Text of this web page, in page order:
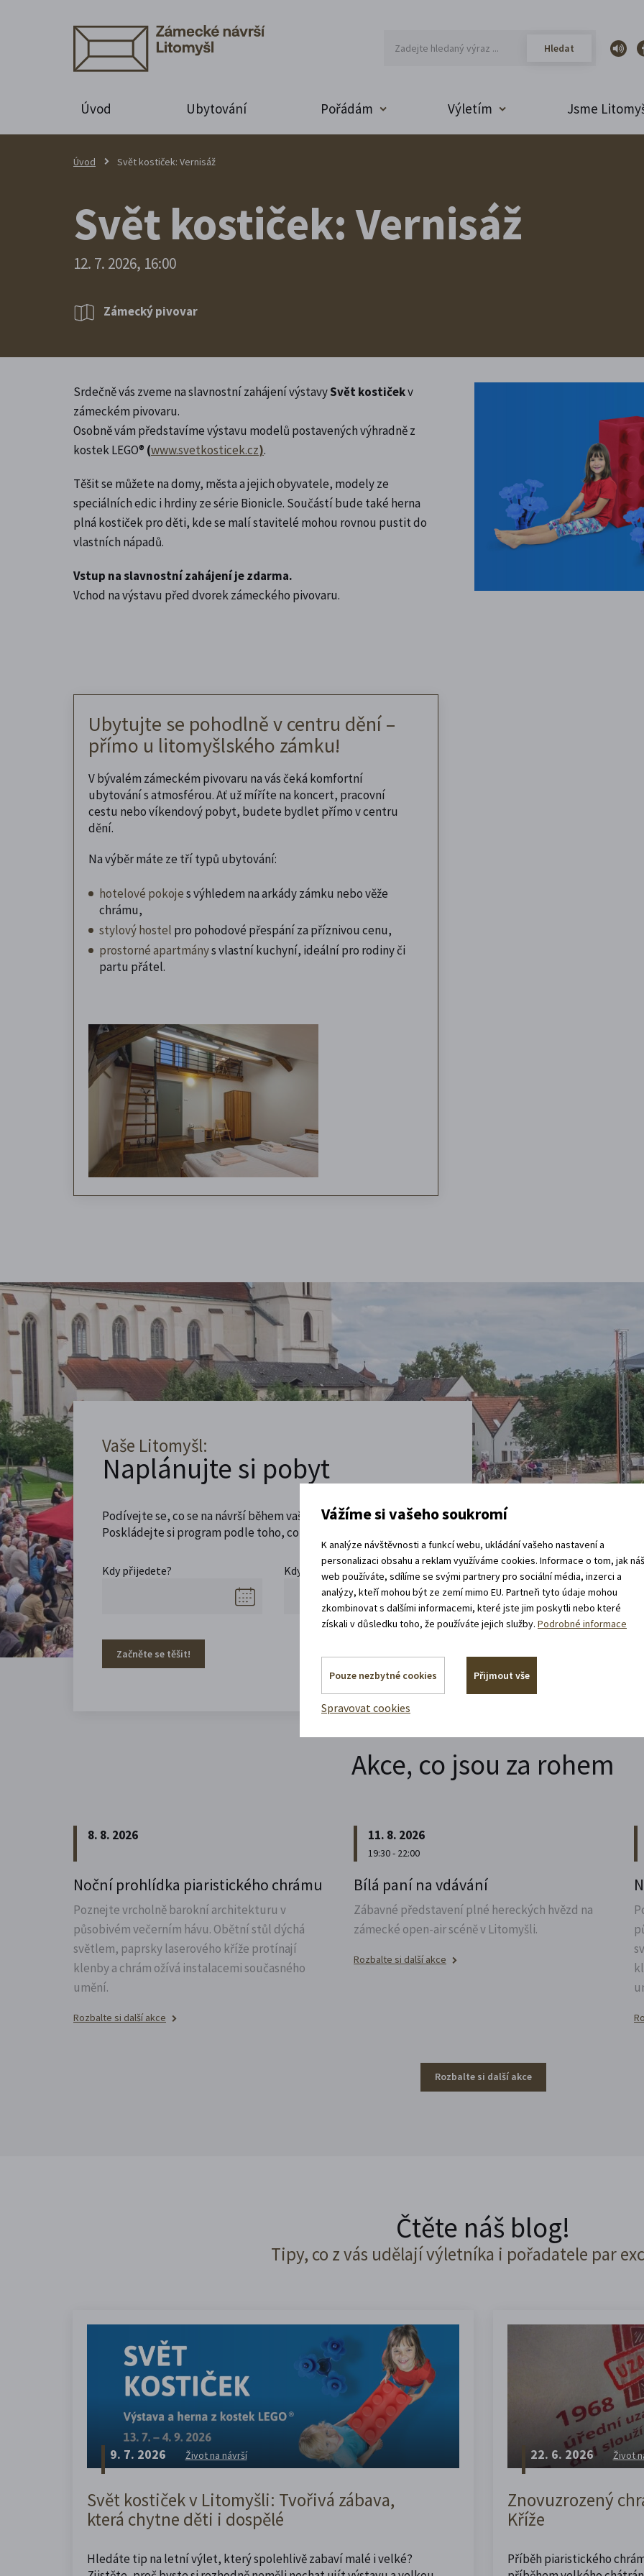
Úvod Ubytování Pořádám Výletím Jsme
Úvod Svět kostiček: Vernisáž
Svět kostiček: Vernisáž
12. 7. 2026, 16:00
Zámecký pivovar
Srdečně vás zveme na slavnostní zahájení výstavySvět kostičekv
zámeckém pivovaru.
Osobně vám představíme výstavu modelů postavených výhradně z
kostek LEGO® (www.svetkosticek.cz).
Těšit se můžete na domy, města a jejich obyvatele, modely ze
speciálních edic i hrdiny ze série Bionicle. Součástí bude také herna
plná kostiček pro děti, kde se malí stavitelé mohou rovnou pustit do
vlastních nápadů.
Vstup na slavnostní zahájení je zdarma.
Vchod na výstavu před dvorek zámeckého pivovaru.
Ubytujte se pohodlně v centru dění –
přímo u litomyšlského zámku!
V bývalém zámeckém pivovaru na vás čeká komfortní
ubytování s atmosférou. Ať už míříte na koncert, pracovní
cestu nebo víkendový pobyt, budete bydlet přímo v centru
dění.
Na výběr máte ze tří typů ubytování:
hotelové pokojes výhledem na arkády zámku nebo věže
chrámu,
stylový hostel pro pohodové přespání za příznivou cenu,
prostorné apartmánys vlastní kuchyní, ideální pro rodiny či
partu přátel.
Vaše Litomyšl:
Naplánujte si pobyt
Podívejte se, co se na návrší během vaší návštěvy děje.
Poskládejte si program podle toho, co máte rádi.
Kdy přijedete? Kdy se vracíte domů?
Začněte se těšit!
Akce, co jsou za rohem
8. 8. 2026
Noční prohlídka piaristického chrámu
Poznejte vrcholně barokní architekturu v
působivém večerním hávu. Obětní stůl dýchá
světlem, paprsky laserového kříže protínají
klenby a chrám ožívá instalacemi současného
umění.
Rozbalte si další akce
11. 8. 2026
19:30 - 22:00
Bílá paní na vdávání
Zábavné představení plné hereckých hvězd na
zámecké open-air scéně v Litomyšli.
Rozbalte si další akce
Rozbalte si další akce
Čtěte náš blog!
Tipy, co z vás udělají výletníka i pořadatele par
9. 7. 2026 Život na návrší
Svět kostiček v Litomyšli: Tvořivá zábava,
která chytne děti i dospělé
Hledáte tip na letní výlet, který spolehlivě zabaví malé i velké?
22. 6. 2026 Život
Znovuzrozený
Kříže
Příběh piaristického
Vážíme si vašeho soukromí
K analýze návštěvnosti a funkcí webu, ukládání vašeho nastavení a
personalizaci obsahu a reklam využíváme cookies. Informace o tom, jak
web používáte, sdílíme se svými partnery pro sociální média, inzerci a
analýzy, kteří mohou být ze zemí mimo EU. Partneři tyto údaje mohou
zkombinovat s dalšími informacemi, které jste jim poskytli nebo které
získali v důsledku toho, že používáte jejich služby.Podrobné informace
Pouze nezbytné cookies Přijmout vše
Spravovat cookies